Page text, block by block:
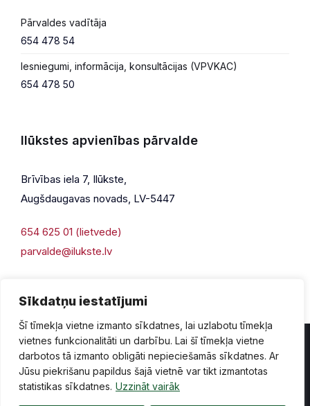
Sīkdatņu iestatījumi
Šī tīmekļa vietne izmanto sīkdatnes, lai uzlabotu tīmekļa
vietnes funkcionalitāti un darbību. Lai šī tīmekļa vietne
darbotos tā izmanto obligāti nepieciešamās sīkdatnes. Ar
Jūsu piekrišanu papildus šajā vietnē var tikt izmantotas
statistikas sīkdatnes. Uzzināt vairāk
Pārvaldes vadītāja
654 478 54
Iesniegumi, informācija, konsultācijas (VPVKAC)
654 478 50
Ilūkstes apvienības pārvalde
Brīvības iela 7, Ilūkste,
Augšdaugavas novads, LV-5447
654 625 01 (lietvede)
parvalde@ilukste.lv
Privātuma politika Piekļūstamība
Lapas karte